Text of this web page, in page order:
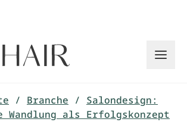
/ Branche / Salondesign:
Wandlung als Erfolgskonzept